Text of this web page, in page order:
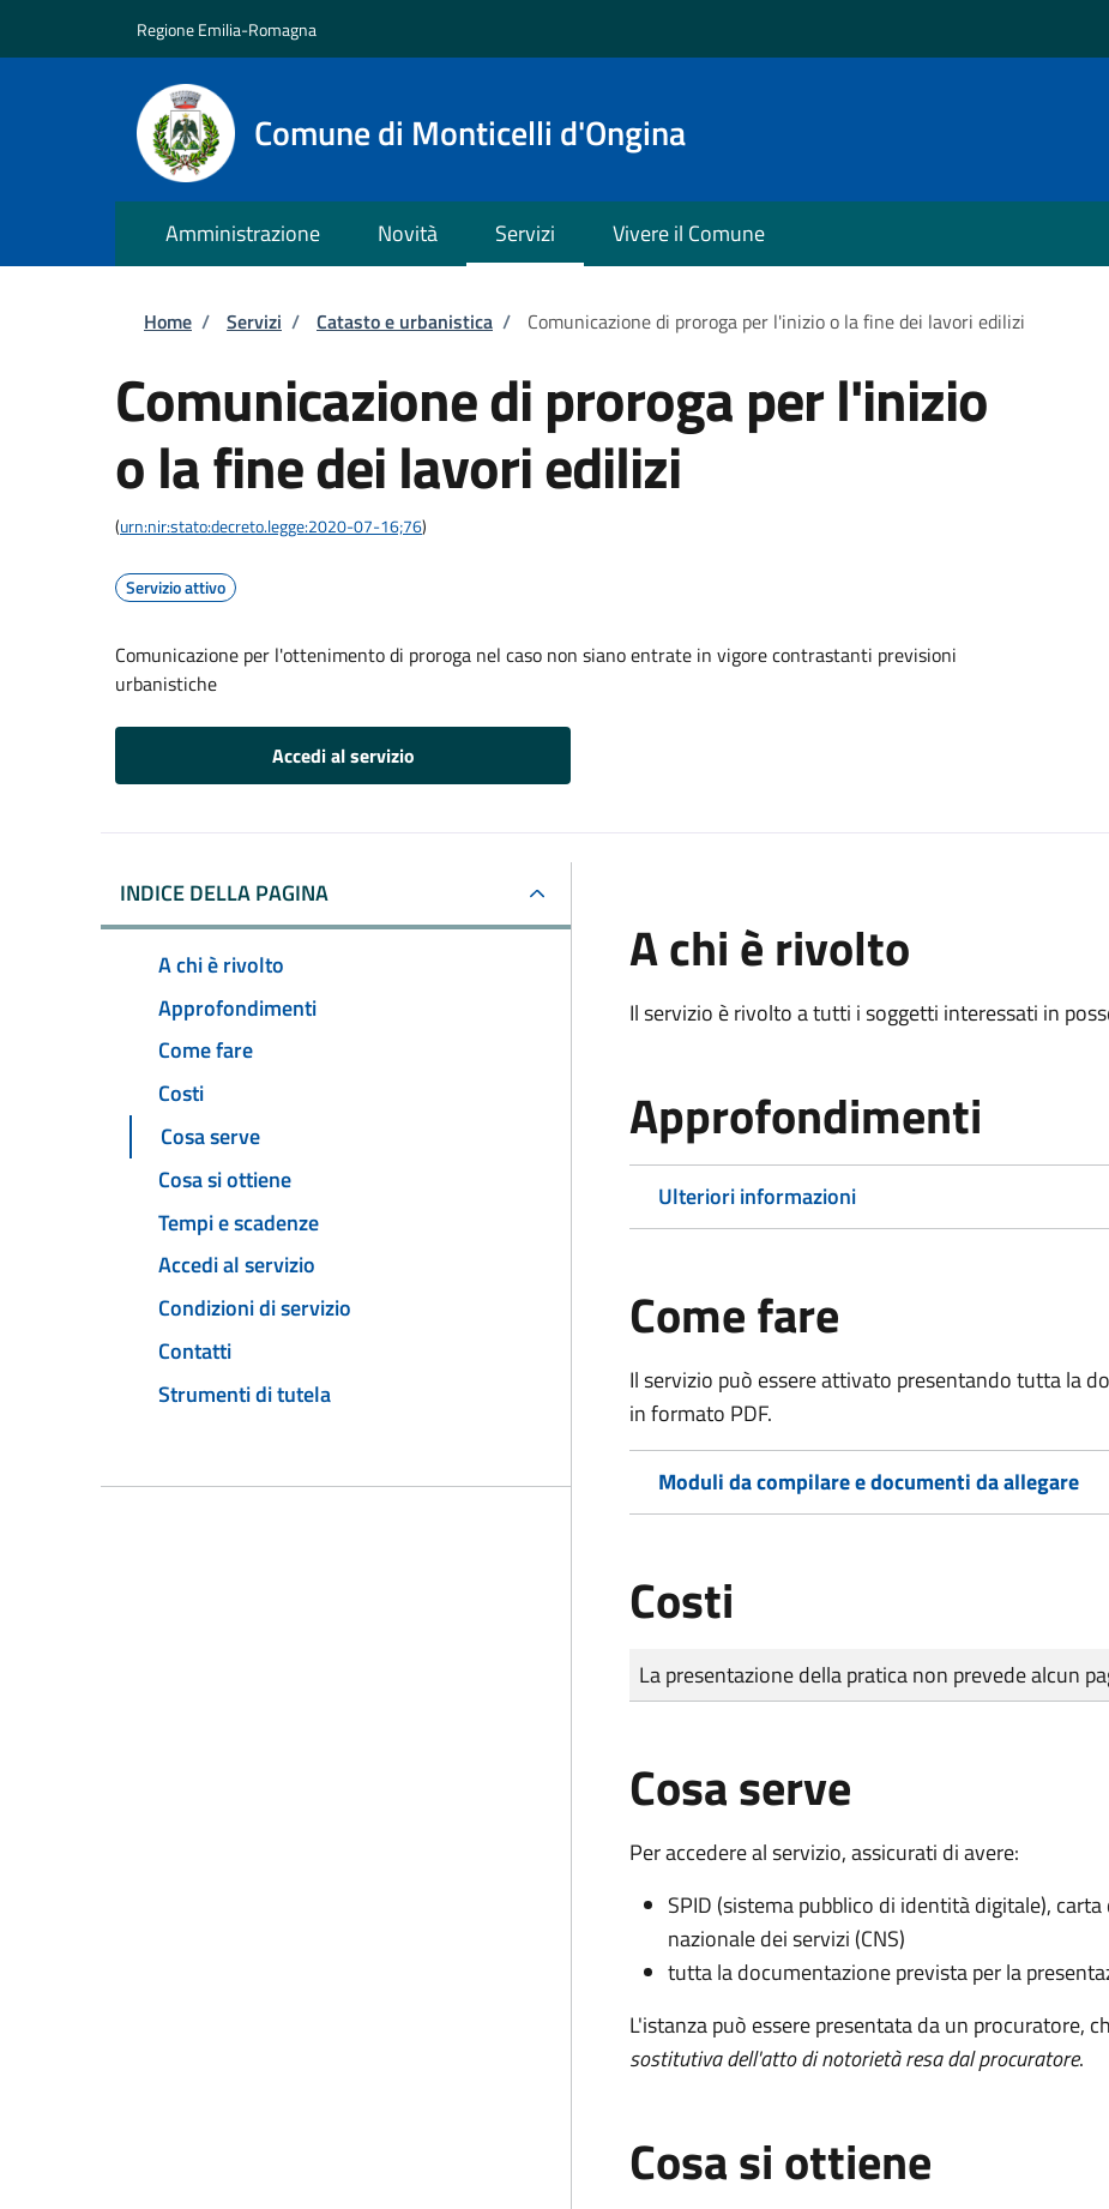
Regione Emilia-Romagna
Comune di Monticelli d'Ongina
Amministrazione Novità Servizi Vivere il Comune
Briciole di pane
Home / Servizi / Catasto e urbanistica / Comunicazione di proroga per l'inizio o la fine dei lavori edilizi
Comunicazione di proroga per l'inizio
o la fine dei lavori edilizi
(urn:nir:stato:decreto.legge:2020-07-16;76)
Servizio attivo
Comunicazione per l'ottenimento di proroga nel caso non siano entrate in vigore contrastanti previsioni
urbanistiche
Accedi al servizio
INDICE DELLA PAGINA
A chi è rivolto
Approfondimenti
Come fare
Costi
Cosa serve
Cosa si ottiene
Tempi e scadenze
Accedi al servizio
Condizioni di servizio
Contatti
Strumenti di tutela
A chi è rivolto
Il servizio è rivolto a tutti i soggetti interessati in
Approfondimenti
Ulteriori informazioni
Come fare
Il servizio può essere attivato presentando tutta la
in formato PDF.
Moduli da compilare e documenti da allegare
Costi
Tipo di pagamento
Importo
La presentazione della pratica non prevede alcun
Cosa serve
Per accedere al servizio, assicurati di avere:
SPID (sistema pubblico di identità digitale),
nazionale dei servizi (CNS)
tutta la documentazione prevista per la
L'istanza può essere presentata da un procuratore,
sostitutiva dell'atto di notorietà resa dal procuratore.
Cosa si ottiene